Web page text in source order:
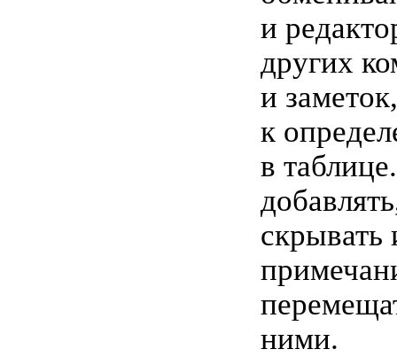
и
других
и
к
в
скрывать
ними.